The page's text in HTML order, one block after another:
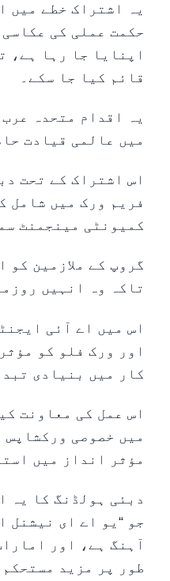
یہ اشتراک خطے میں
حکمت عملی کی
اپنایا جا رہا ہے،
قائم کیا جا سکے۔
یہ اقدام متحدہ
میں عالمی قیادت
اس اشتراک کے تحت
فریم ورک میں شامل
کمیونٹی مینجمنٹ
گروپ کے ملازمین
تاکہ وہ انہیں
اس میں اے آئی
اور ورک فلو کو
کار میں بنیادی
اس عمل کی معاونت
میں خصوصی ورکشاپس
مؤثر انداز میں
دبئی ہولڈنگ کا یہ
آہنگ ہے، اور
طور پر مزید مستحکم